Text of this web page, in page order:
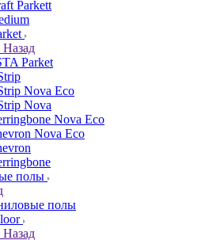
Parkett
Назад
Parket
Nova Eco
Nova
Nova Eco
Nova Eco
полы
полы
Назад